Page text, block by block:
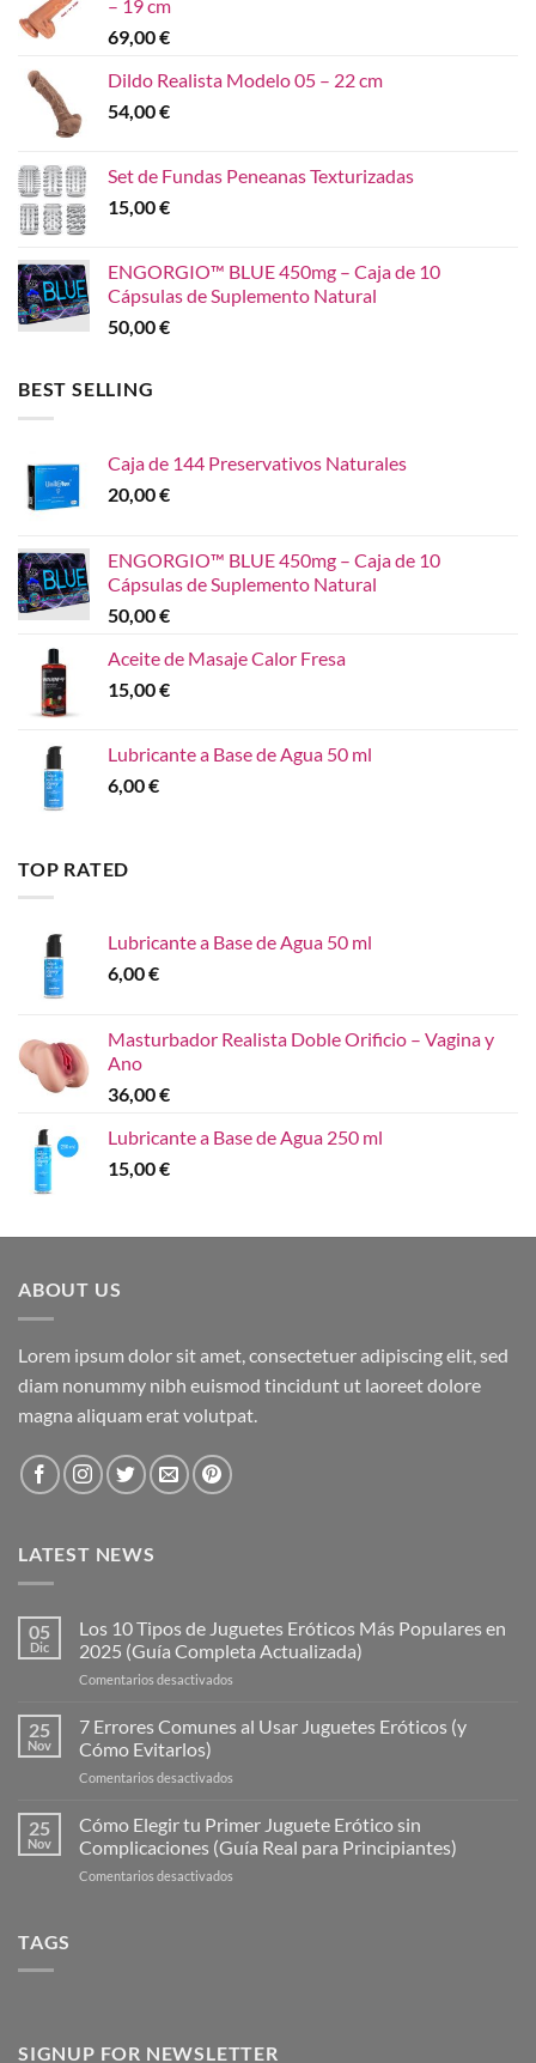
– 19 cm
69,00€
Dildo Realista Modelo 05 – 22 cm
54,00€
Set de Fundas Peneanas Texturizadas
15,00€
ENGORGIO™ BLUE 450mg – Caja de 10
Cápsulas de Suplemento Natural
50,00€
BEST SELLING
Caja de 144 Preservativos Naturales
20,00€
ENGORGIO™ BLUE 450mg – Caja de 10
Cápsulas de Suplemento Natural
50,00€
Aceite de Masaje Calor Fresa
15,00€
Lubricante a Base de Agua 50 ml
6,00€
TOP RATED
Lubricante a Base de Agua 50 ml
6,00€
Masturbador Realista Doble Orificio – Vagina y
Ano
36,00€
Lubricante a Base de Agua 250 ml
15,00€
ABOUT US
Lorem ipsum dolor sit amet, consectetuer adipiscing elit, sed
diam nonummy nibh euismod tincidunt ut laoreet dolore
magna aliquam erat volutpat.
LATEST NEWS
05
Dic
Los 10 Tipos de Juguetes Eróticos Más Populares en
2025 (Guía Completa Actualizada)
Comentarios desactivados
Tipos
Más
Populares
25
Nov
7 Errores Comunes al Usar Juguetes Eróticos (y
Cómo Evitarlos)
Comentarios desactivados
Errores
Comunes
al
25
Nov
Cómo Elegir tu Primer Juguete Erótico sin
Complicaciones (Guía Real para Principiantes)
Comentarios desactivados
(Guía
TAGS
SIGNUP FOR NEWSLETTER